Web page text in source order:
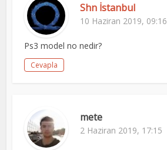
Shn İstanbul
10 Haziran 2019, 09:16
Ps3 model no nedir?
Cevapla
mete
2 Haziran 2019, 17:15